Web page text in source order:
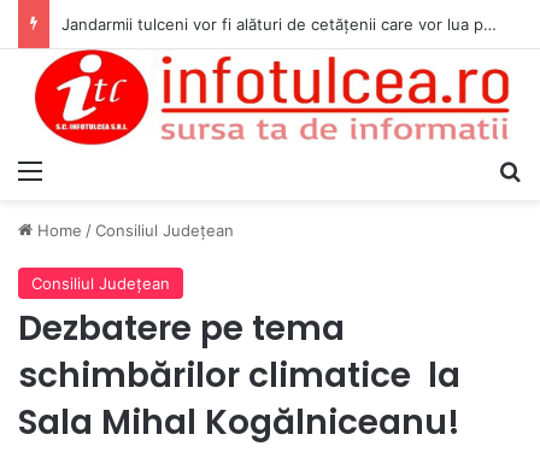
Jandarmii tulceni vor fi alături de cetățenii care vor lua parte la Festivalul Folk Țestos
Home /Consiliul Judeţean
Consiliul Judeţean
Dezbatere pe tema
schimbărilor climatice la
Sala Mihal Kogălniceanu!